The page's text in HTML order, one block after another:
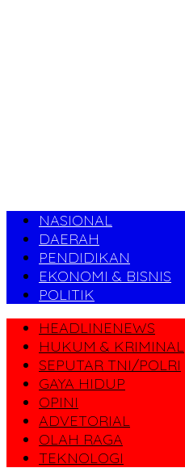
NASIONAL
DAERAH
PENDIDIKAN
EKONOMI & BISNIS
POLITIK
HEADLINENEWS
HUKUM & KRIMINAL
SEPUTAR TNI/POLRI
GAYA HIDUP
OPINI
ADVETORIAL
OLAH RAGA
TEKNOLOGI